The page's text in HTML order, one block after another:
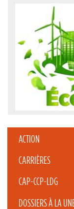
ACTION
CARRIÈRES
CAP-CCP-LDG
DOSSIERS À LA